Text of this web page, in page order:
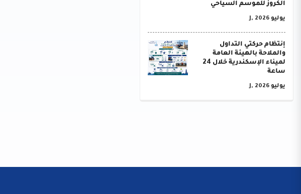
الكروز للموسم السياحي
يوليو J, 2026
إنتظام حركتي التداول
والملاحة بالهيئة العامة
لميناء الإسكندرية خلال 24
ساعة
يوليو J, 2026